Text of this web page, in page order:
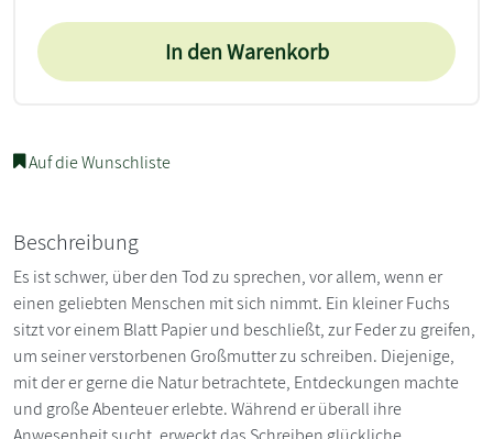
In den Warenkorb
Auf die Wunschliste
Beschreibung
Es ist schwer, über den Tod zu sprechen, vor allem, wenn er
einen geliebten Menschen mit sich nimmt. Ein kleiner Fuchs
sitzt vor einem Blatt Papier und beschließt, zur Feder zu greifen,
um seiner verstorbenen Großmutter zu schreiben. Diejenige,
mit der er gerne die Natur betrachtete, Entdeckungen machte
und große Abenteuer erlebte. Während er überall ihre